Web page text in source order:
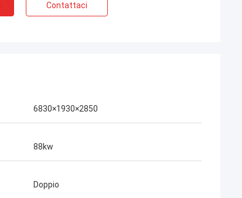
Contattaci
6830×1930×2850
88kw
Doppio